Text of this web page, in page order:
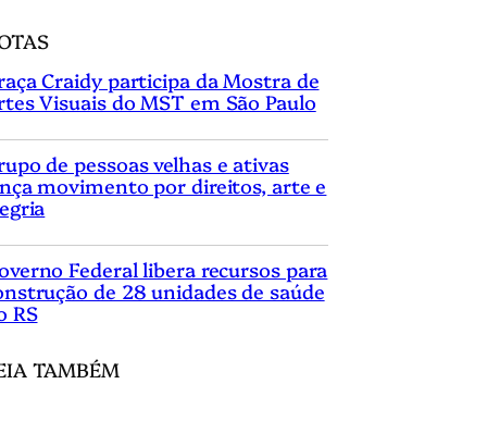
Craidy participa da Mostra de
Visuais do MST em São Paulo
de pessoas velhas e ativas
movimento por direitos, arte e
Federal libera recursos para
de 28 unidades de saúde
RS
TAMBÉM